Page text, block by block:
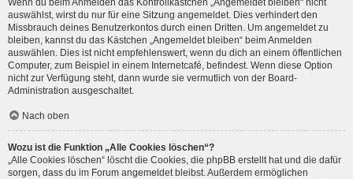
Wenn du beim Anmelden das Kontrollkästchen „Angemeldet bleiben“ nicht
auswählst, wirst du nur für eine Sitzung angemeldet. Dies verhindert den
Missbrauch deines Benutzerkontos durch einen Dritten. Um angemeldet zu
bleiben, kannst du das Kästchen „Angemeldet bleiben“ beim Anmelden
auswählen. Dies ist nicht empfehlenswert, wenn du dich an einem öffentlichen
Computer, zum Beispiel in einem Internetcafé, befindest. Wenn diese Option
nicht zur Verfügung steht, dann wurde sie vermutlich von der Board-
Administration ausgeschaltet.
Nach oben
Wozu ist die Funktion „Alle Cookies löschen“?
„Alle Cookies löschen“ löscht die Cookies, die phpBB erstellt hat und die dafür
sorgen, dass du im Forum angemeldet bleibst. Außerdem ermöglichen